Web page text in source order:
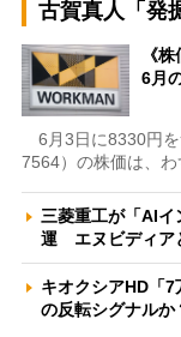
古賀真人「発
《
6月
6月3日に8330円を
7564）の株価は、
三菱重工が「AIイ
運 エヌビディア
キオクシアHD「
の反転シグナル